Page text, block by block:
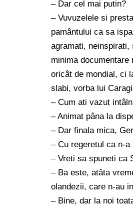
– Dar cel mai putin?
– Vuvuzelele si
pamântului ca sa
agramati, neinspirati,
minima
oricât de mondial, ci
slabi, vorba lui
– Cum ati vazut
– Animat pâna la
– Dar finala mica,
– Cu regeretul ca n-
– Vreti sa spuneti ca
– Ba este, atâta
olandezii, care n-au
– Bine, dar la noi